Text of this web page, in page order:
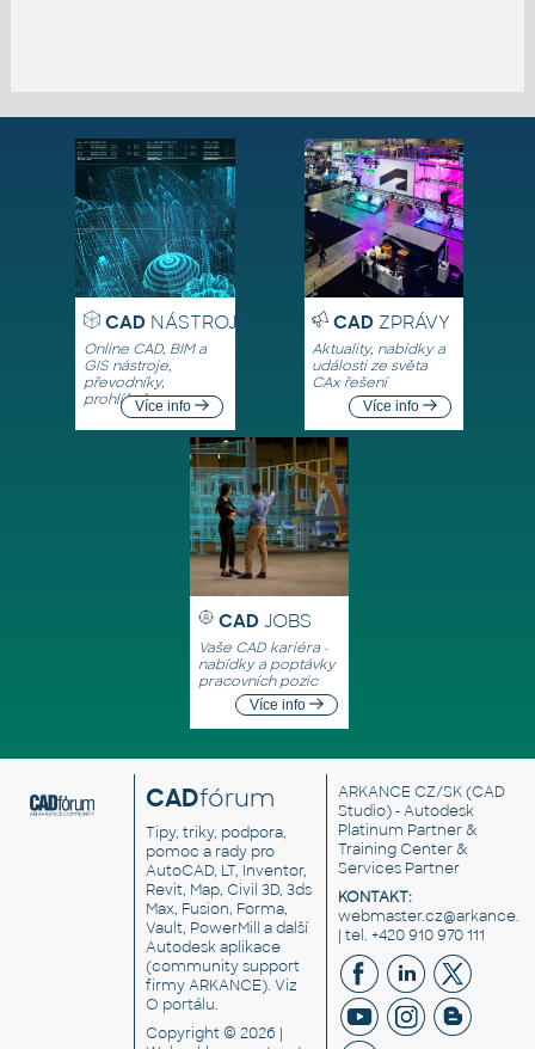
CADNÁSTROJE
Online CAD, BIM a
GIS nástroje,
převodníky,
prohlížečeVíce info
CADZPRÁVY
Aktuality, nabídky a
události ze světa
CAx řešení
Více info
CAD JOBS
Vaše CAD kariéra -
nabídky a poptávky
pracovních pozic
Více info
CADfórum
Tipy, triky, podpora,
pomoc a rady pro
AutoCAD, LT, Inventor,
Revit, Map, Civil 3D, 3ds
Max, Fusion, Forma,
Vault, PowerMill a další
Autodesk aplikace
(community support
firmy ARKANCE). Viz
O portálu.
Copyright © 2026 |
ARKANCE CZ/SK(CAD
Studio) - Autodesk
Platinum Partner &
Training Center &
Services Partner
KONTAKT:
| tel. +420 910 970 111